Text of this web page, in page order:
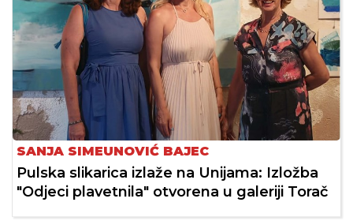
SANJA SIMEUNOVIĆ BAJEC
Pulska slikarica izlaže na Unijama: Izložba
"Odjeci plavetnila" otvorena u galeriji Torač